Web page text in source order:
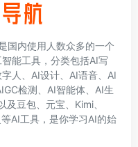
国内使用人数众多的一个
能工具，分类包括AI写
人、AI设计、AI语音、AI
检测、AI智能体、AI生
豆包、元宝、Kimi、
AI工具，是你学习AI的始